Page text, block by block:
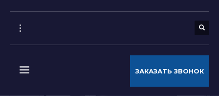
ЗАКАЗАТЬ ЗВОНОК